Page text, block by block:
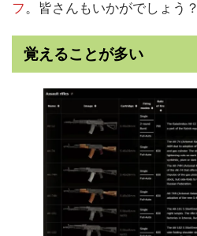
フ。皆さんもいかがでしょう？
覚えることが多い